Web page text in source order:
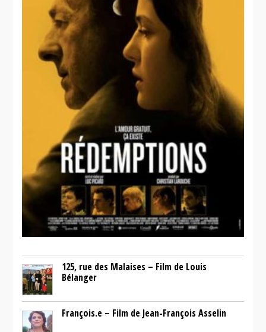
125, rue des Malaises – Film de Louis
Bélanger
François.e – Film de Jean-François Asselin